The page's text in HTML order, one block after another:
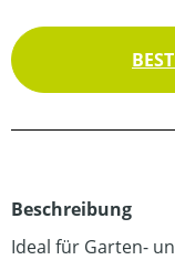
Beschreibung
Ideal für Garten-